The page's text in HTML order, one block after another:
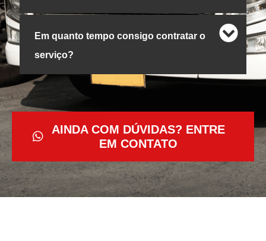
Em quanto tempo consigo contratar o
serviço?
AINDA COM DÚVIDAS? ENTRE
EM CONTATO